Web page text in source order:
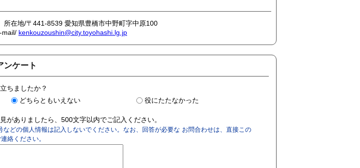
所在地/〒441-8539 愛知県豊橋市中野町字中原100
mail/ kenkouzoushin@city.toyohashi.lg.jp
ンケート
ちましたか？
どちらともいえない 役にたたなかった
がありましたら、500文字以内でご記入ください。
などの個人情報は記入しないでください。なお、回答が必要な お問合わせは、直接この
絡ください。